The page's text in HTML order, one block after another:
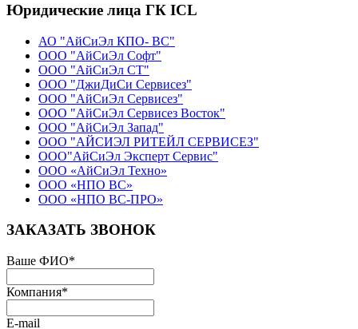
Юридические лица ГК ICL
АО "АйСиЭл КПО- ВС"
ООО "АйСиЭл Софт"
ООО "АйСиЭл СТ"
ООО "ДжиДиСи Сервисез"
ООО "АйСиЭл Сервисез"
ООО "АйСиЭл Сервисез Восток"
ООО "АйСиЭл Запад"
ООО "АЙСИЭЛ РИТЕЙЛ СЕРВИСЕЗ"
ООО"АйСиЭл Эксперт Сервис"
ООО «АйСиЭл Техно»
ООО «НПО ВС»
ООО «НПО ВС-ПРО»
ЗАКАЗАТЬ ЗВОНОК
Ваше ФИО*
Компания*
E-mail